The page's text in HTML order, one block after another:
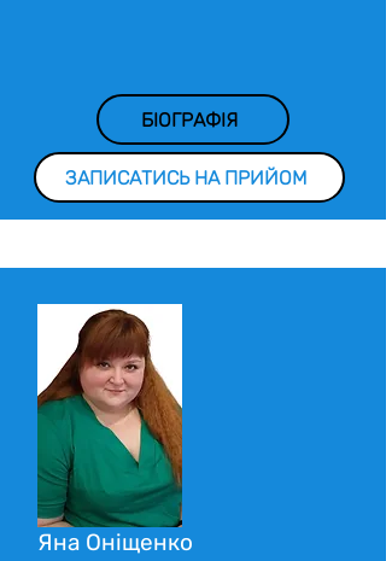
БІОГРАФІЯ
ЗАПИСАТИСЬ НА ПРИЙОМ
Яна Оніщенко